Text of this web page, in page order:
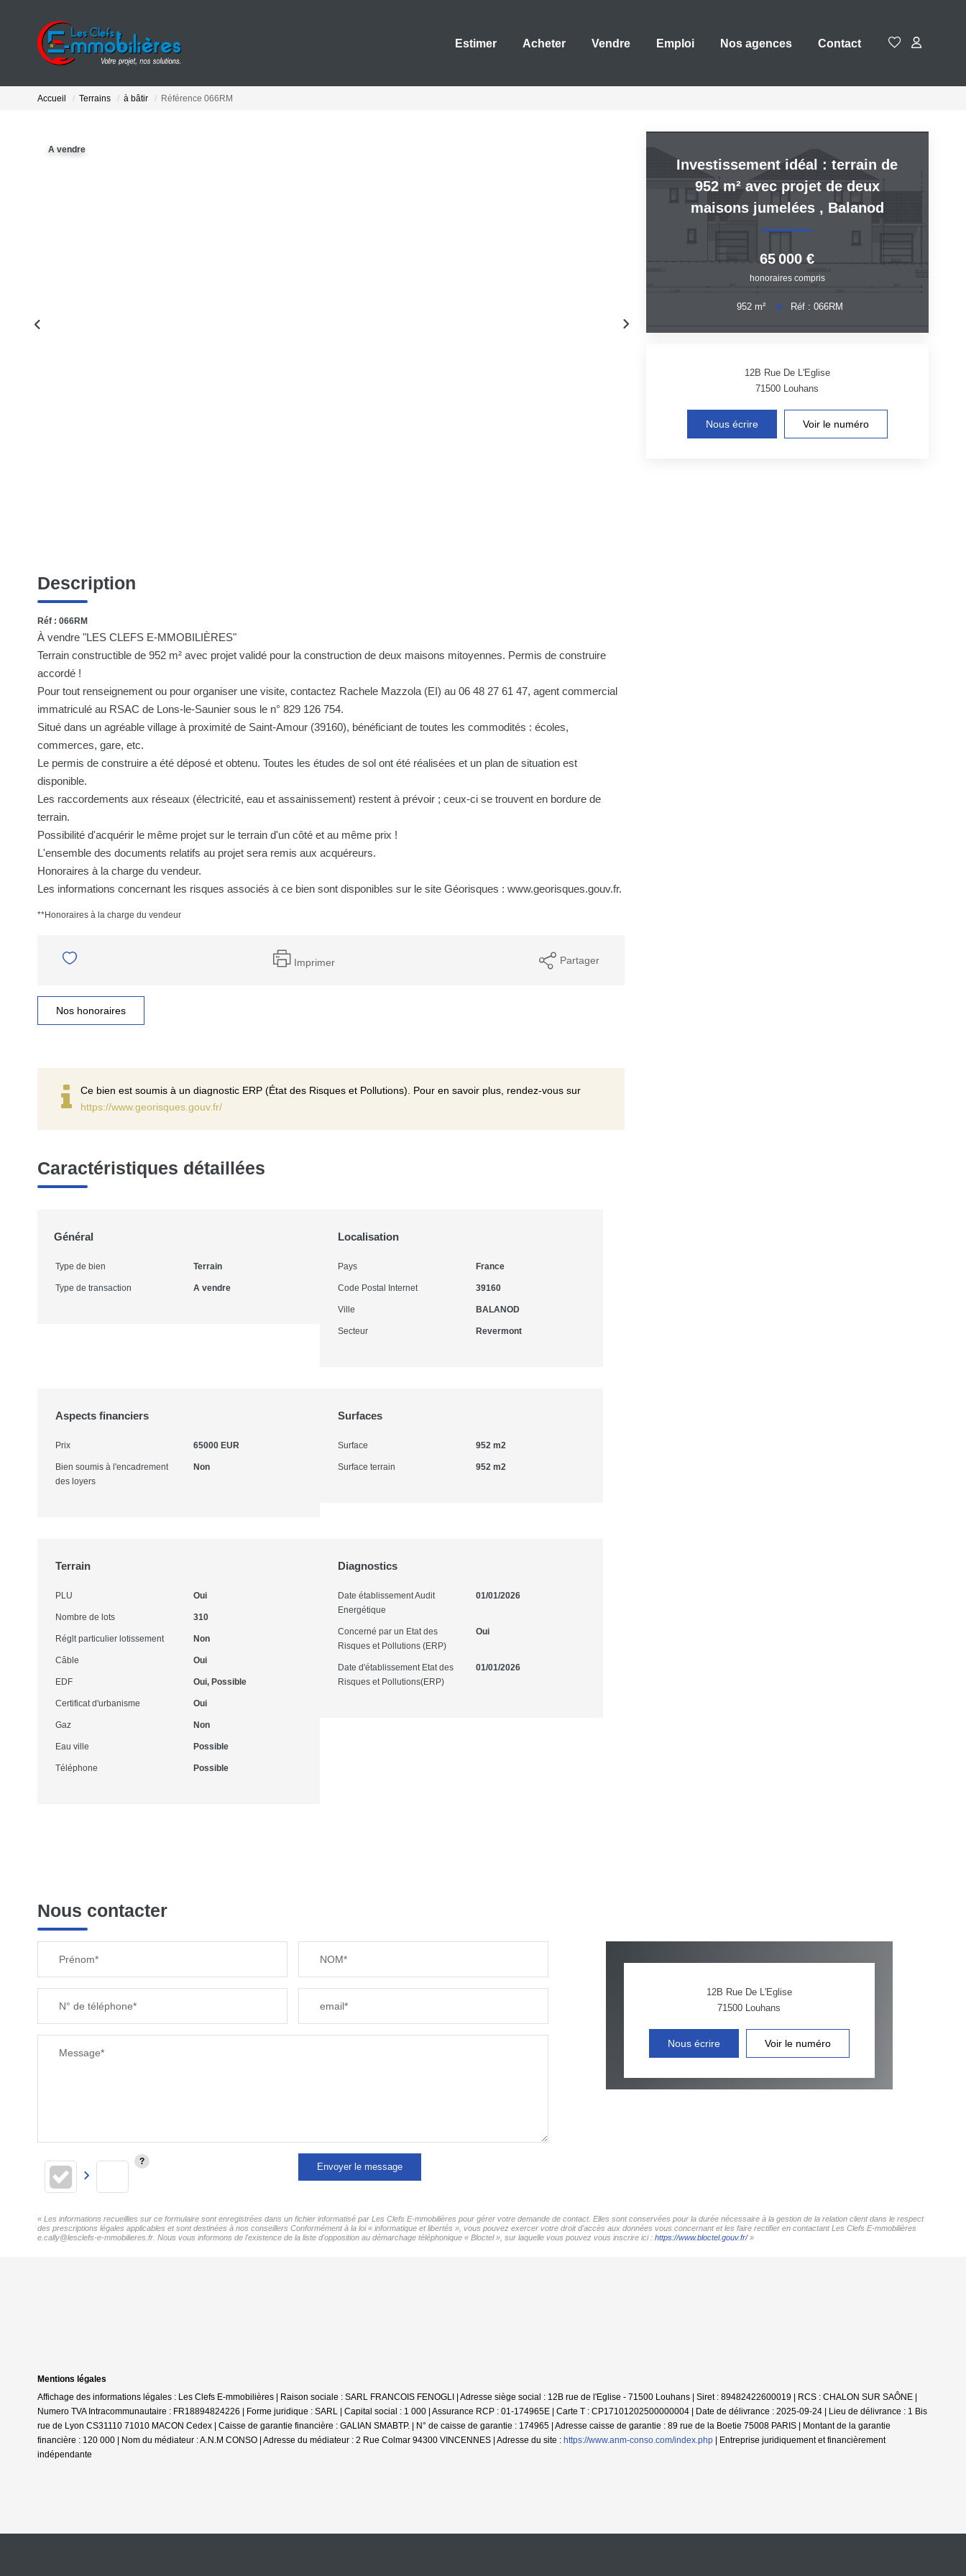
Estimer Acheter Vendre Emploi Nos agences Contact
Accueil Terrains à bâtir Référence 066RM
A vendre
Description
Réf : 066RM
À vendre "LES CLEFS E-MMOBILIÈRES"
Terrain constructible de 952 m² avec projet validé pour la construction de deux maisons mitoyennes. Permis de construire
accordé !
Pour tout renseignement ou pour organiser une visite, contactez Rachele Mazzola (EI) au 06 48 27 61 47, agent commercial
immatriculé au RSAC de Lons-le-Saunier sous le n° 829 126 754.
Situé dans un agréable village à proximité de Saint-Amour (39160), bénéficiant de toutes les commodités : écoles,
commerces, gare, etc.
Le permis de construire a été déposé et obtenu. Toutes les études de sol ont été réalisées et un plan de situation est
disponible.
Les raccordements aux réseaux (électricité, eau et assainissement) restent à prévoir ; ceux-ci se trouvent en bordure de
terrain.
Possibilité d'acquérir le même projet sur le terrain d'un côté et au même prix !
L'ensemble des documents relatifs au projet sera remis aux acquéreurs.
Honoraires à la charge du vendeur.
Les informations concernant les risques associés à ce bien sont disponibles sur le site Géorisques : www.georisques.gouv.fr.
**Honoraires à la charge du vendeur
Imprimer Partager
Nos honoraires
Ce bien est soumis à un diagnostic ERP (État des Risques et Pollutions). Pour en savoir plus, rendez-vous sur
https://www.georisques.gouv.fr/
Caractéristiques détaillées
Général
Type de bien Terrain
Type de transaction A vendre
Localisation
Pays France
Code Postal Internet 39160
Ville BALANOD
Secteur Revermont
Aspects financiers
Prix 65000 EUR
Bien soumis à l'encadrement
des loyers
Non
Surfaces
Surface 952 m2
Surface terrain 952 m2
Terrain
PLU Oui
Nombre de lots 310
Réglt particulier lotissement Non
Câble Oui
EDF Oui, Possible
Certificat d'urbanisme Oui
Gaz Non
Eau ville Possible
Téléphone Possible
Diagnostics
Date établissement Audit
Energétique
01/01/2026
Concerné par un Etat des
Risques et Pollutions (ERP)
Oui
Date d'établissement Etat des
Risques et Pollutions(ERP)
01/01/2026
Investissement idéal : terrain de
952 m² avec projet de deux
maisons jumelées , Balanod
65 000 €
honoraires compris
952 m² Réf :066RM
12B Rue De L'Eglise
71500 Louhans
Nous écrire Voir le numéro
Nous contacter
Prénom* NOM*
N° de téléphone* email*
Message*
Envoyer le message
12B Rue De L'Eglise
71500 Louhans
Nous écrire Voir le numéro
« Les informations recueillies sur ce formulaire sont enregistrées dans un fichier informatisé par Les Clefs E-mmobilières pour gérer votre demande de contact. Elles sont conservées pour la durée nécessaire à la gestion de la relation client dans le respect
des prescriptions légales applicables et sont destinées à nos conseillers Conformément à la loi « informatique et libertés », vous pouvez exercer votre droit d'accès aux données vous concernant et les faire rectifier en contactant Les Clefs E-mmobilières
e.cally@lesclefs-e-mmobilieres.fr. Nous vous informons de l'existence de la liste d'opposition au démarchage téléphonique « Bloctel », sur laquelle vous pouvez vous inscrire ici : https://www.bloctel.gouv.fr/»
Mentions légales
Affichage des informations légales : Les Clefs E-mmobilières | Raison sociale : SARL FRANCOIS FENOGLI | Adresse siège social : 12B rue de l'Eglise - 71500 Louhans | Siret : 89482422600019 | RCS : CHALON SUR SAÔNE |
Numero TVA Intracommunautaire : FR18894824226 | Forme juridique : SARL | Capital social : 1 000 | Assurance RCP : 01-174965E | Carte T : CP17101202500000004 | Date de délivrance : 2025-09-24 | Lieu de délivrance : 1 Bis
rue de Lyon CS31110 71010 MACON Cedex | Caisse de garantie financière : GALIAN SMABTP. | N° de caisse de garantie : 174965 | Adresse caisse de garantie : 89 rue de la Boetie 75008 PARIS | Montant de la garantie
financière : 120 000 | Nom du médiateur : A.N.M CONSO | Adresse du médiateur : 2 Rue Colmar 94300 VINCENNES | Adresse du site : https://www.anm-conso.com/index.php
Entreprise juridiquement et financièrement
indépendante